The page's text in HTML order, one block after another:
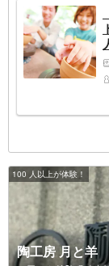
100 人以上が体験！
陶工房 月と羊